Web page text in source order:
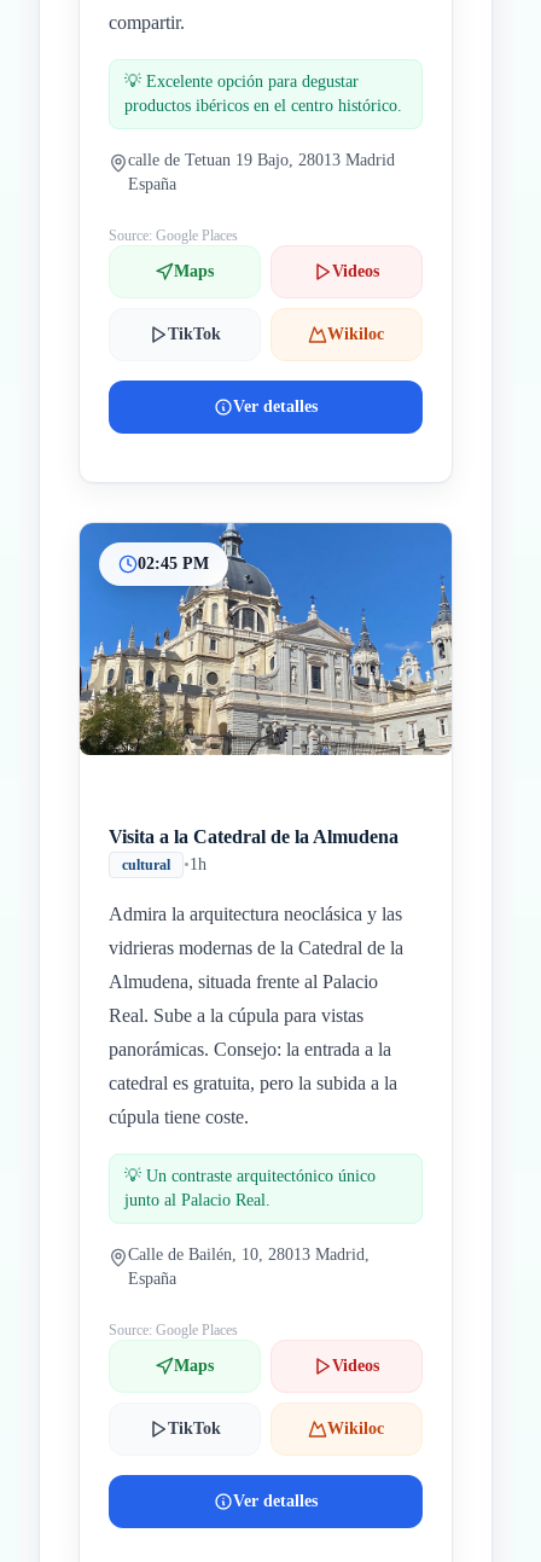
compartir.
💡 Excelente opción para degustar
productos ibéricos en el centro histórico.
calle de Tetuan 19 Bajo, 28013 Madrid
España
Source: Google Places
Maps Videos
TikTok Wikiloc
Ver detalles
02:45 PM
Visita a la Catedral de la Almudena
cultural •1h
Admira la arquitectura neoclásica y las
vidrieras modernas de la Catedral de la
Almudena, situada frente al Palacio
Real. Sube a la cúpula para vistas
panorámicas. Consejo: la entrada a la
catedral es gratuita, pero la subida a la
cúpula tiene coste.
💡 Un contraste arquitectónico único
junto al Palacio Real.
Calle de Bailén, 10, 28013 Madrid,
España
Source: Google Places
Maps Videos
TikTok Wikiloc
Ver detalles